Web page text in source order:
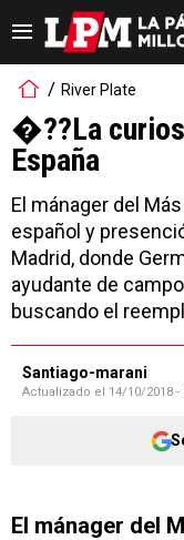
River Plate
�??La
España
El mánager del
español y
Madrid, donde
ayudante de
buscando el
Santiago-marani
Actualizado el 14/10/2018 -
El mánager del